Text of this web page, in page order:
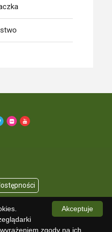
AZS UMED
Akceptuje
zgody na ich